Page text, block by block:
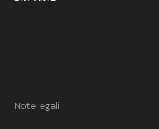
Note legali: